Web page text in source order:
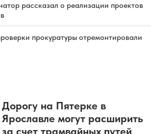
рассказал о реализации проектов
прокуратуры отремонтировали
Дорогу на Пятерке в
Ярославле могут расширить
за счет трамвайных путей